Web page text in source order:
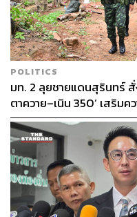
POLITICS
มท. 2 ลุยชายแดนสุรินทร์
ตาควาย–เนิน 350’ เสริม